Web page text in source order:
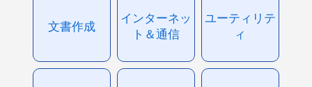
文書作成
インターネッ
ト＆通信
ユーティリテ
ィ